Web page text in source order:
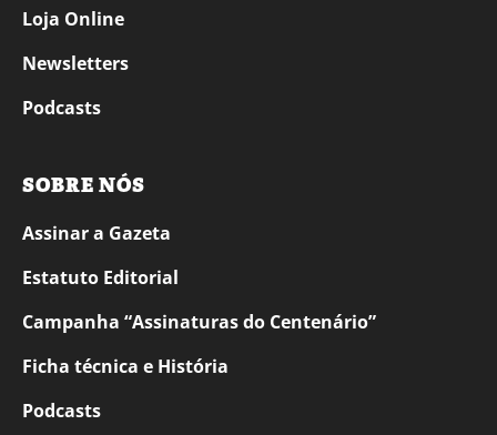
Loja Online
Newsletters
Podcasts
SOBRE NÓS
Assinar a Gazeta
Estatuto Editorial
Campanha “Assinaturas do Centenário”
Ficha técnica e História
Podcasts